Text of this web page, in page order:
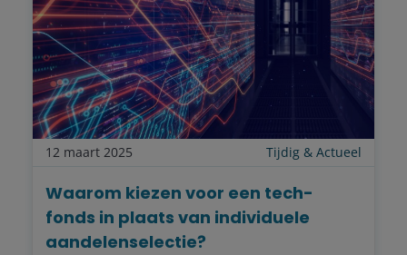
12 maart 2025 Tijdig & Actueel
Waarom kiezen voor een tech-
fonds in plaats van individuele
aandelenselectie?